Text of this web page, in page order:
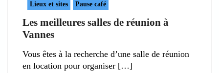
Lieux et sites Pause café
Les meilleures salles de réunion à
Vannes
Vous êtes à la recherche d’une salle de réunion
en location pour organiser